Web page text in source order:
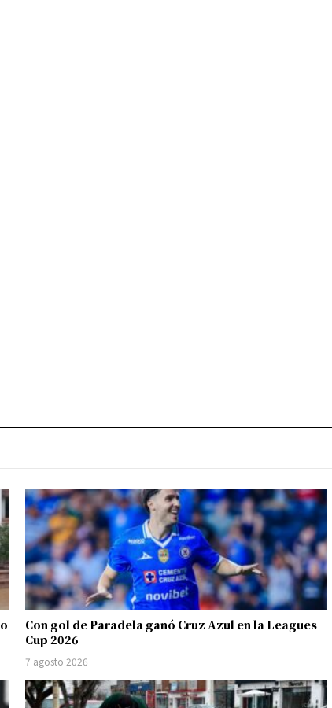
Con gol de Paradela ganó Cruz Azul en la Leagues
Cup 2026
7 agosto 2026